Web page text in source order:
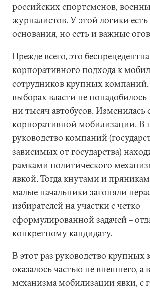
российских спортсменов,
журналистов. У этой логики есть
основания, но есть и важные
Прежде всего, это
корпоративного подхода к
сотрудников крупных
выборах власти не понадобилось
ни тысяч автобусов. Изменилась
корпоративной мобилизации. В
руководство компаний
зависимых от государства)
рамками политического
явкой. Тогда кнутами и
малые начальники загоняли
избирателей на участки с четко
сформулированной задачей –
конкретному кандидату.
В этот раз руководство
оказалось частью не внешнего, а
механизма мобилизации явки, с